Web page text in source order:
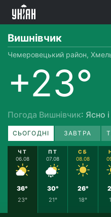
Вишнівчик
Чемеровецький район,
+23°
Погода Вишнівчик: Ясно
СЬОГОДНІ ЗАВТРА
ЧТ
06.08
36°
23°
ПТ
07.08
30°
21°
СБ
08.08
26°
18°